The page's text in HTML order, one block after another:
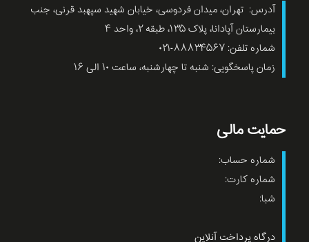
آدرس: تهران، میدان فردوسی، خیابان شهید سپهبد قرنی، جنب
بیمارستان آپادانا، پلاک ۱۳۵، طبقه ۲، واحد ۴
شماره تلفن: ۸۸۸۳۴۵۶۷-۰۲۱
زمان پاسخگویی: شنبه تا چهارشنبه، ساعت ۱۰ الی ۱۶
حمایت مالی
شماره حساب:
شماره کارت:
شبا:
درگاه پرداخت آنلاین